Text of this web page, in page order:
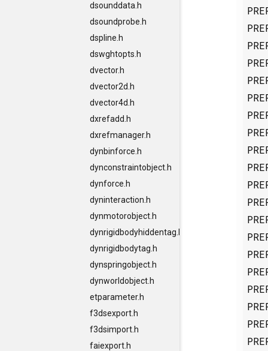
dsounddata.h
dsoundprobe.h
dspline.h
dswghtopts.h
dvector.h
dvector2d.h
dvector4d.h
dxrefadd.h
dxrefmanager.h
dynbinforce.h
dynconstraintobject.h
dynforce.h
dyninteraction.h
dynmotorobject.h
dynrigidbodyhiddentag.h
dynrigidbodytag.h
dynspringobject.h
dynworldobject.h
etparameter.h
f3dsexport.h
f3dsimport.h
faiexport.h